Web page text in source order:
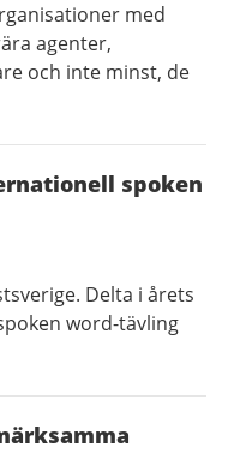
med
agenter,
och inte minst, de
spoken
Delta i årets
word-tävling